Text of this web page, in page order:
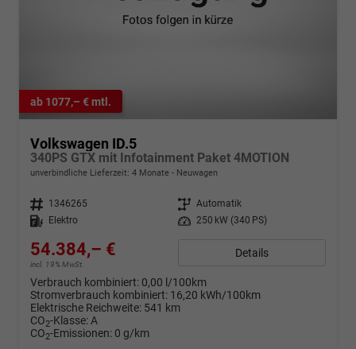
ab 1077,– € mtl.
Volkswagen ID.5
340PS GTX mit Infotainment Paket 4MOTION
unverbindliche Lieferzeit: 4 Monate Neuwagen
Fahrzeugnr. 1346265 Getriebe Automatik
Kraftstoff
Elektro Leistung 250 kW (340 PS)
54.384,– €
incl. 19% MwSt.
Details
Verbrauch kombiniert: 0,00 l/100km
Stromverbrauch kombiniert: 16,20 kWh/100km
Elektrische Reichweite: 541 km
CO2-Klasse:A
CO2-Emissionen: 0 g/km